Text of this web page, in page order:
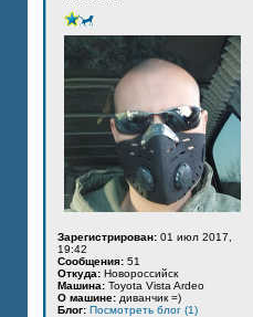
Зарегистрирован: 01 июл 2017,
19:42
Сообщения: 51
Откуда: Новороссийск
Машина: Toyota Vista Ardeo
О машине: диванчик =)
Блог: Посмотреть блог (1)